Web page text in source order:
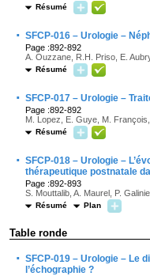
Résumé
· SFCP-016 – Urologie –
Page :892-892
A. Ouzzane, R.H. Priso, E.
Résumé
· SFCP-017 – Urologie –
Page :892-892
M. Lopez, E. Guye, M.
Résumé
· SFCP-018 – Urologie –
thérapeutique postnatale
Page :892-893
S. Mouttalib, A. Maurel, P.
Résumé Plan
Table ronde
· SFCP-019 – Urologie – Le
l’échographie ?